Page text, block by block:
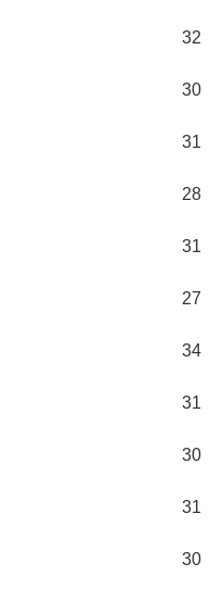
32
30
31
28
31
27
34
31
30
31
30